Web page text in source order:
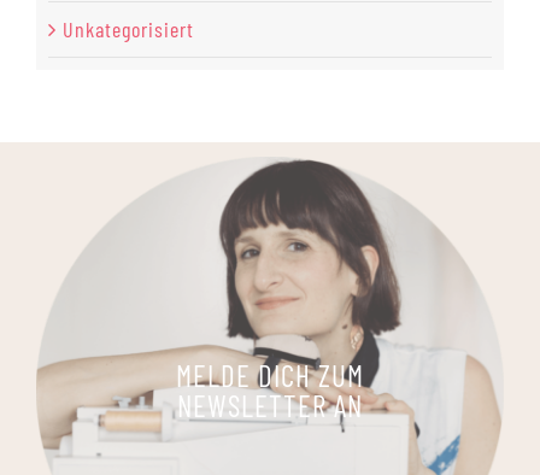
Unkategorisiert
MELDE DICH ZUM
NEWSLETTER AN